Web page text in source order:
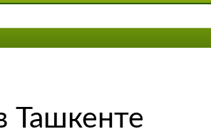
Ташкенте